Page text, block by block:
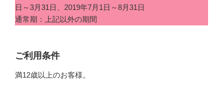
日～3月31日、2019年7月1日～8月31日
通常期：上記以外の期間
ご利用条件
満12歳以上のお客様。